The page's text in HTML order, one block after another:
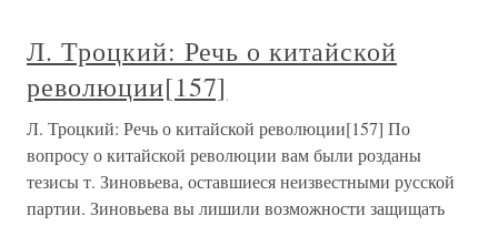
Л. Троцкий: Речь о китайской
революции[157]
Л. Троцкий: Речь о китайской революции[157] По
вопросу о китайской революции вам были розданы
тезисы т. Зиновьева, оставшиеся неизвестными русской
партии. Зиновьева вы лишили возможности защищать